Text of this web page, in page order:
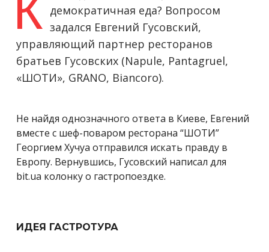
демократичная еда? Вопросом
задался Евгений Гусовский,
управляющий партнер ресторанов
братьев Гусовских (Napule, Pantagruel,
«ШОТИ», GRANO, Biancoro).
Не найдя однозначного ответа в Киеве, Евгений
вместе с шеф-поваром ресторана “ШОТИ”
Георгием Хучуа отправился искать правду в
Европу. Вернувшись, Гусовский написал для
bit.ua колонку о гастропоездке.
ИДЕЯ ГАСТРОТУРА